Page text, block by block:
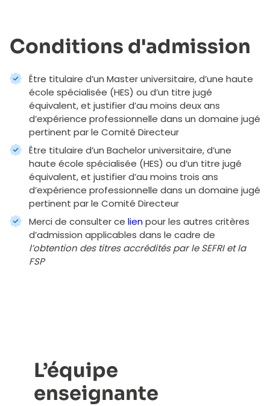
Conditions d'admission
Être titulaire d’un Master universitaire, d’une haute
école spécialisée (HES) ou d’un titre jugé
équivalent, et justifier d’au moins deux ans
d’expérience professionnelle dans un domaine jugé
pertinent par le Comité Directeur
Être titulaire d’un Bachelor universitaire, d’une
haute école spécialisée (HES) ou d’un titre jugé
équivalent, et justifier d’au moins trois ans
d’expérience professionnelle dans un domaine jugé
pertinent par le Comité Directeur
Merci de consulter ce lienpour les autres critères
d’admission applicables dans le cadre de
l’obtention des titres accrédités par le SEFRI et la
FSP
L’équipe
enseignante